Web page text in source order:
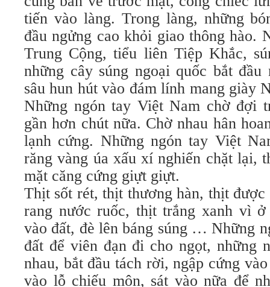
tiến vào làng. Trong làng, những
đầu ngửng cao khỏi giao thông hào.
Trung Cộng, tiểu liên Tiệp Khắc,
những cây súng ngoại quốc bắt đầu
sâu hun hút vào đám lính mang giày
Những ngón tay Việt Nam chờ đợi
gần hơn chút nữa. Chờ nhau hân
lạnh cứng. Những ngón tay Việt
răng vàng úa xấu xí nghiến chặt lại,
mặt căng cứng giựt giựt.
Thịt sốt rét, thịt thương hàn, thịt
rang nước ruốc, thịt trắng xanh vì
vào đất, đè lên báng súng … Những
đất để viên đạn đi cho ngọt, những
nhau, bắt đầu tách rời, ngập cứng
vào lỗ chiếu môn, sát vào nữa để